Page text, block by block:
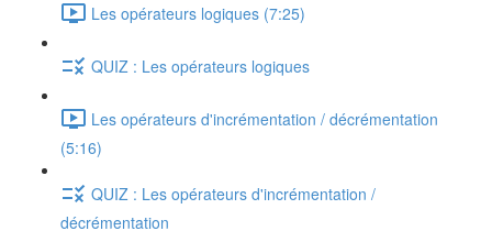
Les opérateurs logiques (7:25)
QUIZ : Les opérateurs logiques
Les opérateurs d'incrémentation / décrémentation
(5:16)
QUIZ : Les opérateurs d'incrémentation /
décrémentation